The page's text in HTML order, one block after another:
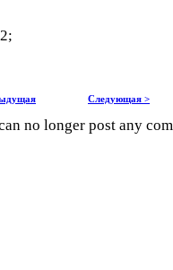
Следующая >
no longer post any